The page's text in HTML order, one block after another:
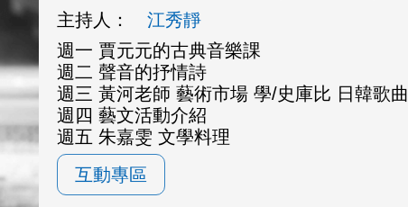
主持人：
江秀靜
週一 賈元元的古典音樂課
週二 聲音的抒情詩
週三 黃河老師 藝術市場 學/史庫比 日韓歌曲
週四 藝文活動介紹
週五 朱嘉雯 文學料理
互動專區